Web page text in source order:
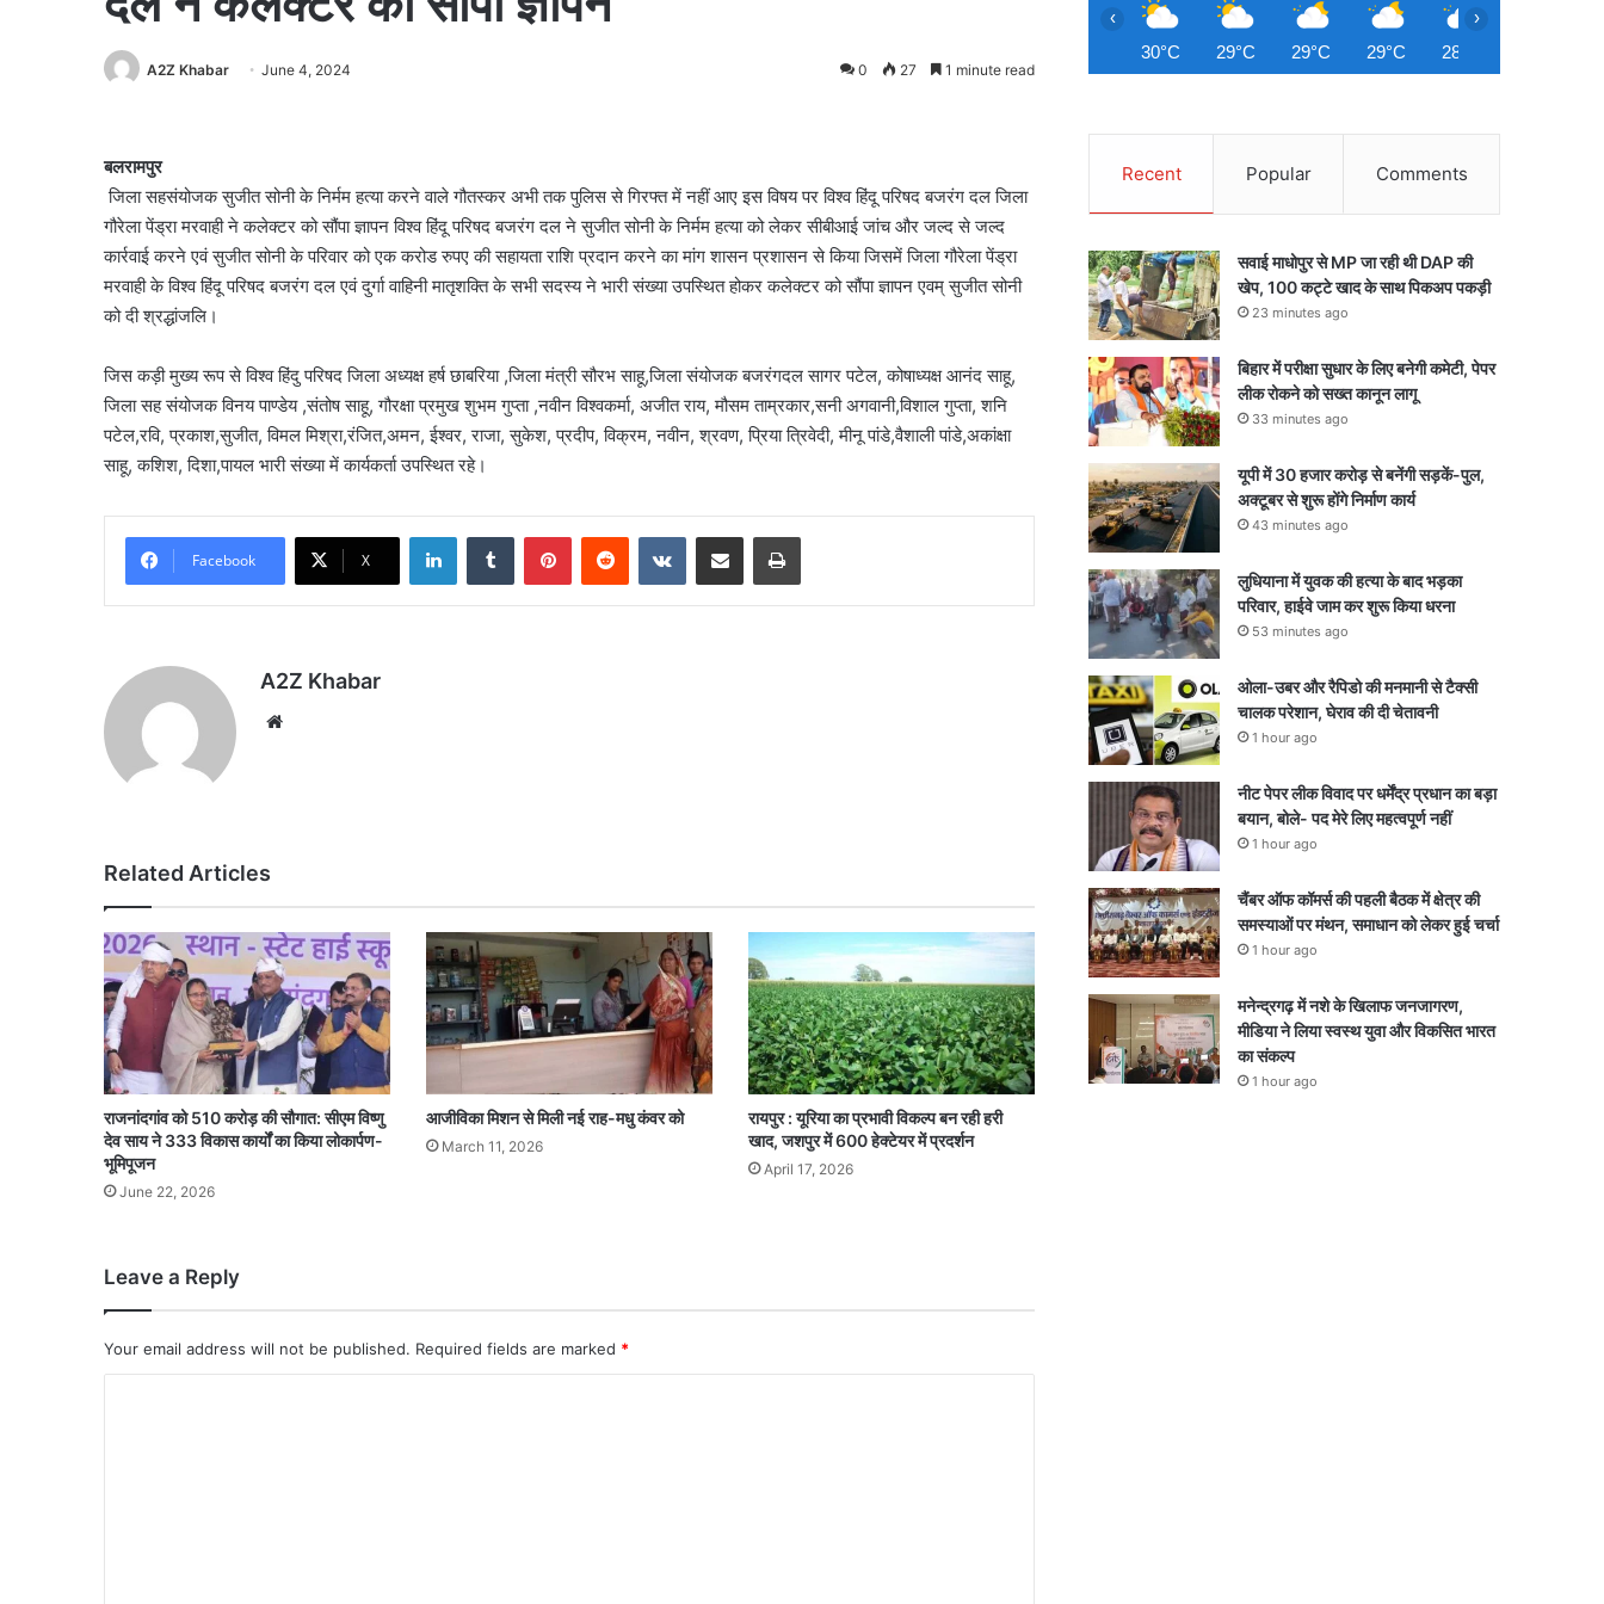
A2Z Khabar June 4, 2024 0 27 1 minute read
बलरामपुर
जिला सहसंयोजक सुजीत सोनी के निर्मम हत्या करने वाले गौतस्कर अभी तक पुलिस से गिरफ्त में नहीं आए इस विषय पर विश्व हिंदू परिषद बजरंग दल जिला
गौरेला पेंड्रा मरवाही ने कलेक्टर को सौंपा ज्ञापन विश्व हिंदू परिषद बजरंग दल ने सुजीत सोनी के निर्मम हत्या को लेकर सीबीआई जांच और जल्द से जल्द
कार्रवाई करने एवं सुजीत सोनी के परिवार को एक करोड रुपए की सहायता राशि प्रदान करने का मांग शासन प्रशासन से किया जिसमें जिला गौरेला पेंड्रा
मरवाही के विश्व हिंदू परिषद बजरंग दल एवं दुर्गा वाहिनी मातृशक्ति के सभी सदस्य ने भारी संख्या उपस्थित होकर कलेक्टर को सौंपा ज्ञापन एवम् सुजीत सोनी
को दी श्रद्धांजलि।
जिस कड़ी मुख्य रूप से विश्व हिंदु परिषद जिला अध्यक्ष हर्ष छाबरिया ,जिला मंत्री सौरभ साहू,जिला संयोजक बजरंगदल सागर पटेल, कोषाध्यक्ष आनंद साहू,
जिला सह संयोजक विनय पाण्डेय ,संतोष साहू, गौरक्षा प्रमुख शुभम गुप्ता ,नवीन विश्वकर्मा, अजीत राय, मौसम ताम्रकार,सनी अगवानी,विशाल गुप्ता, शनि
पटेल,रवि, प्रकाश,सुजीत, विमल मिश्रा,रंजित,अमन, ईश्वर, राजा, सुकेश, प्रदीप, विक्रम, नवीन, श्रवण, प्रिया त्रिवेदी, मीनू पांडे,वैशाली पांडे,अकांक्षा
साहू, कशिश, दिशा,पायल भारी संख्या में कार्यकर्ता उपस्थित रहे।
Facebook X
LinkedInTumblr PinterestReddit VKontakteShare via Email Print
A2Z Khabar
Related Articles
राजनांदगांव को 510 करोड़ की सौगात: सीएम विष्णु
देव साय ने 333 विकास कार्यों का किया लोकार्पण-
भूमिपूजन
June 22, 2026
आजीविका मिशन से मिली नई राह-मधु कंवर को
March 11, 2026
रायपुर : यूरिया का प्रभावी विकल्प बन रही हरी
खाद, जशपुर में 600 हेक्टेयर में प्रदर्शन
April 17, 2026
Leave a Reply
Your email address will not be published. Required fields are marked *
30°C 29°C 29°C 29°C 28°C
‹ ›
Recent Popular Comments
सवाई माधोपुर से MP जा रही थी DAP की
खेप, 100 कट्टे खाद के साथ पिकअप पकड़ी
23 minutes ago
बिहार में परीक्षा सुधार के लिए बनेगी कमेटी, पेपर
लीक रोकने को सख्त कानून लागू
33 minutes ago
यूपी में 30 हजार करोड़ से बनेंगी सड़कें-पुल,
अक्टूबर से शुरू होंगे निर्माण कार्य
43 minutes ago
लुधियाना में युवक की हत्या के बाद भड़का
परिवार, हाईवे जाम कर शुरू किया धरना
53 minutes ago
ओला-उबर और रैपिडो की मनमानी से टैक्सी
चालक परेशान, घेराव की दी चेतावनी
1 hour ago
नीट पेपर लीक विवाद पर धर्मेंद्र प्रधान का बड़ा
बयान, बोले- पद मेरे लिए महत्वपूर्ण नहीं
1 hour ago
चैंबर ऑफ कॉमर्स की पहली बैठक में क्षेत्र की
समस्याओं पर मंथन, समाधान को लेकर हुई चर्चा
1 hour ago
मनेन्द्रगढ़ में नशे के खिलाफ जनजागरण,
मीडिया ने लिया स्वस्थ युवा और विकसित भारत
का संकल्प
1 hour ago